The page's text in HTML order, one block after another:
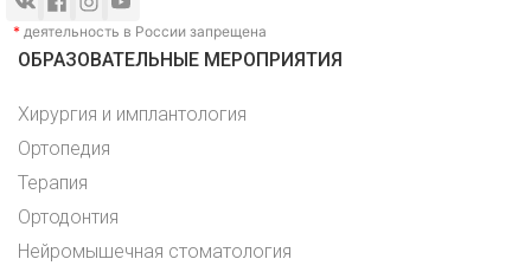
* деятельность в России запрещена
ОБРАЗОВАТЕЛЬНЫЕ МЕРОПРИЯТИЯ
Хирургия и имплантология
Ортопедия
Терапия
Ортодонтия
Нейромышечная стоматология